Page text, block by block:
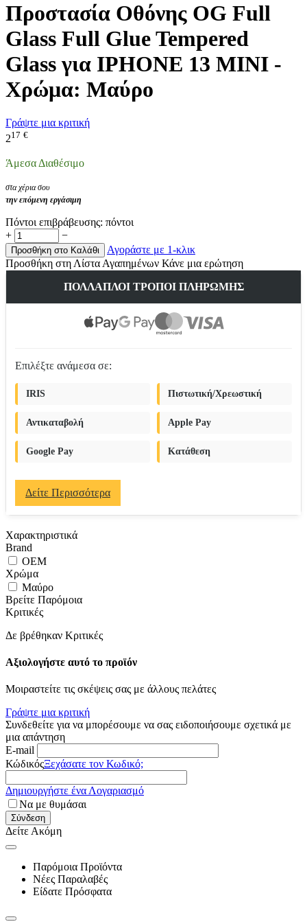
Προστασία Οθόνης OG Full
Glass Full Glue Tempered
Glass για IPHONE 13 MINI -
Χρώμα: Μαύρο
Γράψτε μια κριτική
217 €
Άμεσα Διαθέσιμο
στα χέρια σου
την επόμενη εργάσιμη
Πόντοι επιβράβευσης: πόντοι
+
−
Προσθήκη στο Καλάθι
Αγοράστε με 1-κλικ
Προσθήκη στη Λίστα Αγαπημένων Κάνε μια ερώτηση
ΠΟΛΛΑΠΛΟΊ ΤΡΌΠΟΙ ΠΛΗΡΩΜΉΣ
Επιλέξτε ανάμεσα σε:
IRIS Πιστωτική/Χρεωστική
Αντικαταβολή Apple Pay
Google Pay Κατάθεση
Δείτε Περισσότερα
Χαρακτηριστικά
Brand
OEM
Χρώμα
Μαύρο
Βρείτε Παρόμοια
Κριτικές
Δε βρέθηκαν Κριτικές
Αξιολογήστε αυτό το προϊόν
Μοιραστείτε τις σκέψεις σας με άλλους πελάτες
Γράψτε μια κριτική
Συνδεθείτε για να μπορέσουμε να σας ειδοποιήσουμε σχετικά με
μια απάντηση
E-mail
ΚώδικόςΞεχάσατε τον Κωδικό;
Δημιουργήστε ένα Λογαριασμό
Να με θυμάσαι
Σύνδεση
Δείτε Ακόμη
Παρόμοια Προϊόντα
Νέες Παραλαβές
Είδατε Πρόσφατα